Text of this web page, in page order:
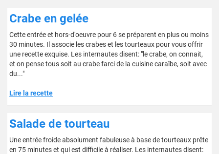
Crabe en gelée
Cette entrée et hors-d'oeuvre pour 6 se préparent en plus ou moins
30 minutes. Il associe les crabes et les tourteaux pour vous offrir
une recette exquise. Les internautes disent: "le crabe, on connait,
et on pense tous soit au crabe farci de la cuisine caraïbe, soit avec
du..."
Lire la recette
Salade de tourteau
Une entrée froide absolument fabuleuse à base de tourteaux prête
en 75 minutes et qui est difficile à réaliser. Les internautes disent: